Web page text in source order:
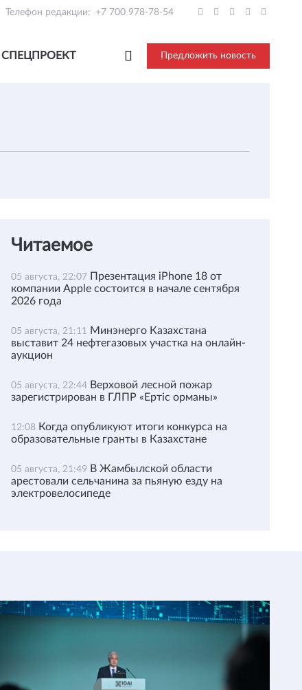
Телефон редакции: +7 700 978-78-54
СПЕЦПРОЕКТ Предложить новость
Читаемое
05 августа, 22:07 Презентация iPhone 18 от
компании Apple состоится в начале сентября
2026 года
05 августа, 21:11 Минэнерго Казахстана
выставит 24 нефтегазовых участка на онлайн-
аукцион
05 августа, 22:44 Верховой лесной пожар
зарегистрирован в ГЛПР «Ертіс орманы»
12:08 Когда опубликуют итоги конкурса на
образовательные гранты в Казахстане
05 августа, 21:49 В Жамбылской области
арестовали сельчанина за пьяную езду на
электровелосипеде